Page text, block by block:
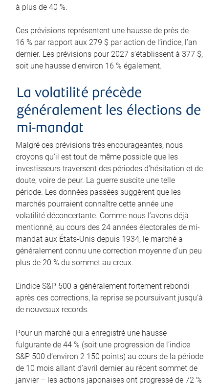
à plus de 40 %.
Ces prévisions représentent une hausse de près de
16 % par rapport aux 279 $ par action de l’indice, l’an
dernier. Les prévisions pour 2027 s’établissent à 377 $,
soit une hausse d’environ 16 % également.
La volatilité précède
généralement les élections de
mi-mandat
Malgré ces prévisions très encourageantes, nous
croyons qu’il est tout de même possible que les
investisseurs traversent des périodes d’hésitation et de
doute, voire de peur. La guerre suscite une telle
période. Les données passées suggèrent que les
marchés pourraient connaître cette année une
volatilité déconcertante. Comme nous l’avons déjà
mentionné, au cours des 24 années électorales de mi-
mandat aux États-Unis depuis 1934, le marché a
généralement connu une correction moyenne d’un peu
plus de 20 % du sommet au creux.
L’indice S&P 500 a généralement fortement rebondi
après ces corrections, la reprise se poursuivant jusqu’à
de nouveaux records.
Pour un marché qui a enregistré une hausse
fulgurante de 44 % (soit une progression de l’indice
S&P 500 d’environ 2 150 points) au cours de la période
de 10 mois allant d’avril dernier au récent sommet de
janvier – les actions japonaises ont progressé de 72 %